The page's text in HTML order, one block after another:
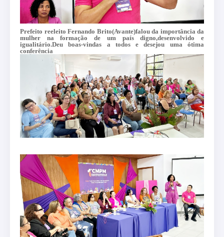
Prefeito reeleito Fernando Brito(Avante)falou da importância da
mulher na formação de um país digno,desenvolvido e
igualitário.Deu boas-vindas a todos e desejou uma ótima
conferência